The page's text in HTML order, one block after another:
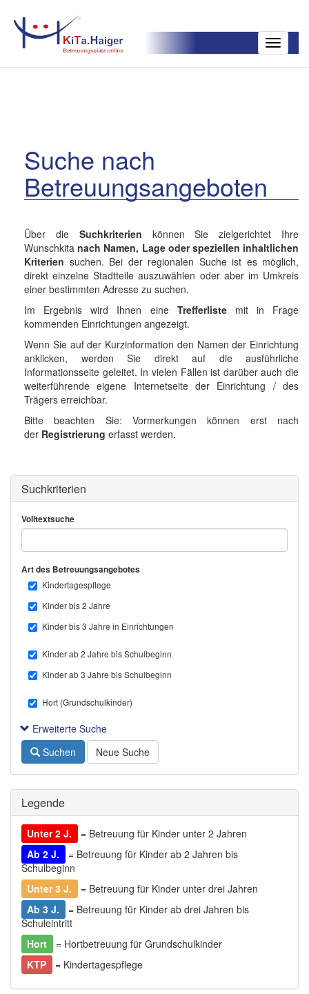
Toggle
Suche nach
Betreuungsangeboten
Über die Suchkriterien können Sie zielgerichtet Ihre
Wunschkitanach Namen, Lage oder speziellen inhaltlichen
Kriterien suchen. Bei der regionalen Suche ist es möglich,
direkt einzelne Stadtteile auszuwählen oder aber im Umkreis
einer bestimmten Adresse zu suchen.
Im Ergebnis wird Ihnen eine Trefferlistemit in Frage
kommenden Einrichtungen angezeigt.
Wenn Sie auf der Kurzinformation den Namen der Einrichtung
anklicken, werden Sie direkt auf die ausführliche
Informationsseite geleitet. In vielen Fällen ist darüber auch die
weiterführende eigene Internetseite der Einrichtung / des
Trägers erreichbar.
Bitte beachten Sie: Vormerkungen können erst nach
der Registrierung erfasst werden.
Suchkriterien
Volltextsuche
Art des Betreuungsangebotes
Kindertagespflege
Kinder bis 2 Jahre
Kinder bis 3 Jahre in Einrichtungen
Kinder ab 2 Jahre bis Schulbeginn
Kinder ab 3 Jahre bis Schulbeginn
Hort (Grundschulkinder)
Erweiterte Suche
Suchen
Neue Suche
Legende
Unter 2 J.
= Betreuung für Kinder unter 2 Jahren
Ab 2 J.
= Betreuung für Kinder ab 2 Jahren bis
Schulbeginn
Unter 3 J.
= Betreuung für Kinder unter drei Jahren
Ab 3 J.
= Betreuung für Kinder ab drei Jahren bis
Schuleintritt
Hort
= Hortbetreuung für Grundschulkinder
KTP
= Kindertagespflege